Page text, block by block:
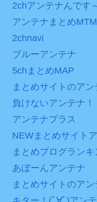
次予選3連勝も、海外フ
は采配に辛辣「おそろし
いの禁断の恋…1日だけ
れた夫婦としての時間
たすら愛し合う。
Powered by livedoor 相
互RSS
2chアンテナんです
アンテナまとめMTM
2chnavi
ブルーアンテナ
5chまとめMAP
まとめサイトのアン
負けないアンテナ！
アンテナプラス
NEWまとめサイト
まとめブログランキ
あぼーんアンテナ
まとめサイトのアン